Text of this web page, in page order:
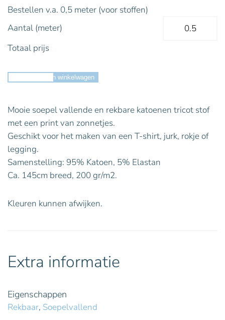
Bestellen v.a. 0,5 meter (voor stoffen)
Aantal (meter)
Totaal prijs
Toevoegen aan winkelwagen
Mooie soepel vallende en rekbare katoenen tricot stof
met een print van zonnetjes.
Geschikt voor het maken van een T-shirt, jurk, rokje of
legging.
Samenstelling: 95% Katoen, 5% Elastan
Ca. 145cm breed, 200 gr/m2.
Kleuren kunnen afwijken.
Extra informatie
Eigenschappen
Rekbaar, Soepelvallend